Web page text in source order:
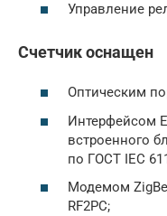
Управление
Счетчик оснащен
Оптическим
Интерфейсом
встроенного
по ГОСТ IEC
Модемом
RF2PC;